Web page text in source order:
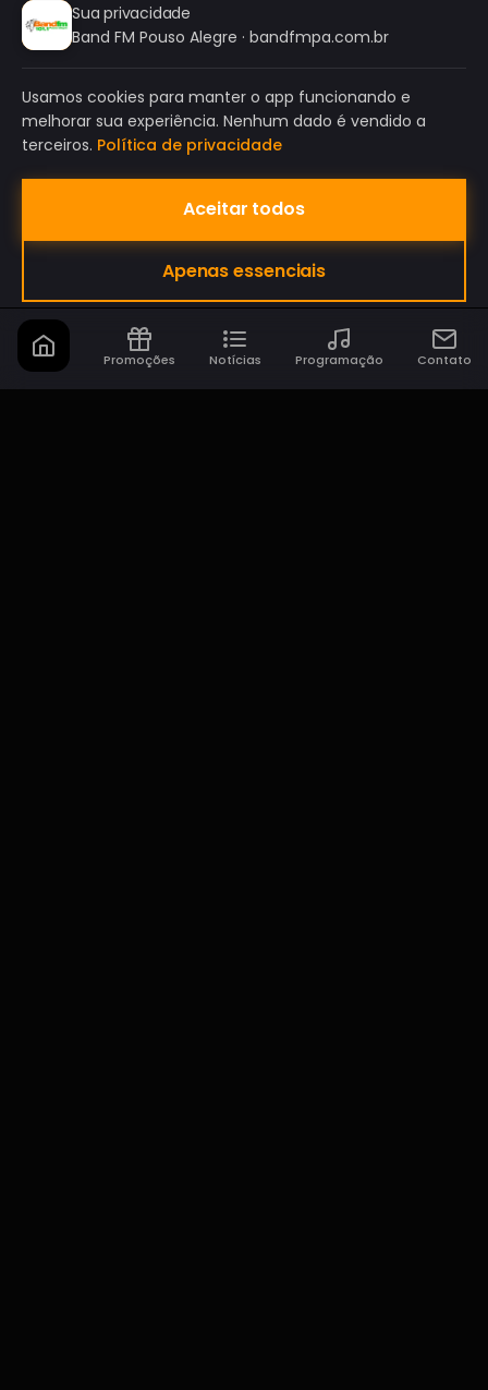
BAND FM POUSO ALEGRE
A SUA RÁDIO DO SEU JEITO!
Sua privacidade
Band FM Pouso Alegre · bandfmpa.com.br
Usamos cookies para manter o app funcionando e
melhorar sua experiência. Nenhum dado é vendido a
terceiros. Política de privacidade
Aceitar todos
Apenas essenciais
Promoções Notícias Programação Contato